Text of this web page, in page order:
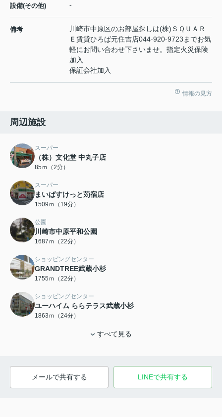
設備(その他) -
備考
川崎市中原区のお部屋探しは(株)ＳＱＵＡＲ
Ｅ賃貸ひろば元住吉店044-920-9723までお気
軽にお問い合わせ下さいませ。指定火災保険
加入
保証会社加入
情報の見方
周辺施設
スーパー
（株）文化堂 中丸子店
85ｍ（2分）
スーパー
まいばすけっと苅宿店
1509ｍ（19分）
公園
川崎市中原平和公園
1687ｍ（22分）
ショッピングセンター
GRANDTREE武蔵小杉
1755ｍ（22分）
ショッピングセンター
ユーハイム ららテラス武蔵小杉
1863ｍ（24分）
すべて見る
メールで共有する LINEで共有する